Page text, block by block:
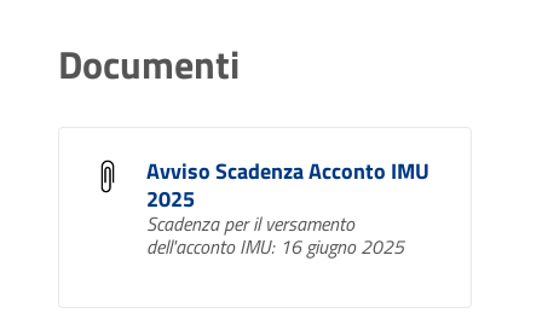
Documenti
Avviso Scadenza Acconto IMU
2025
Scadenza per il versamento
dell'acconto IMU: 16 giugno 2025